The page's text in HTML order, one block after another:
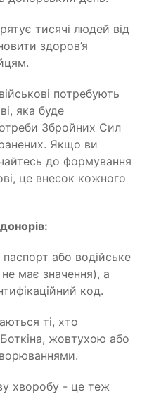
тисячі людей від
здоров’я
потребують
яка буде
Збройних Сил
Якщо ви
до формування
це внесок кожного
або водійське
має значення), а
код.
ті, хто
жовтухою або
хворобу - це теж